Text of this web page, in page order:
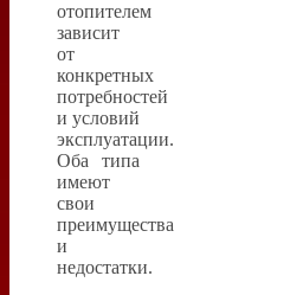
отопителем
зависит
от
конкретных
потребностей
и условий
эксплуатации.
Оба типа
имеют
свои
преимущества
и
недостатки.